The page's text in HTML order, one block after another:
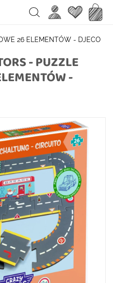
Search Ulubione
26 ELEMENTÓW - DJECO
- PUZZLE
-